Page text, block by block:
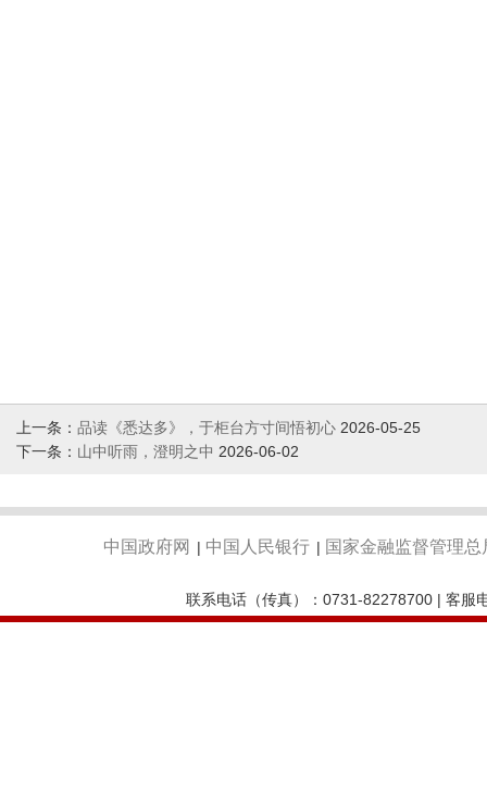
上一条： 品读《悉达多》，于柜台方寸间悟初心 2026-05-25
下一条： 山中听雨，澄明之中 2026-06-02
中国政府网 | 中国人民银行 | 国家金融监督管理总
联系电话（传真）：0731-82278700 | 客服